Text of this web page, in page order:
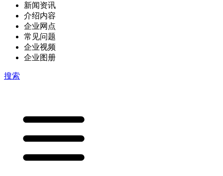
新闻资讯
介绍内容
企业网点
常见问题
企业视频
企业图册
搜索